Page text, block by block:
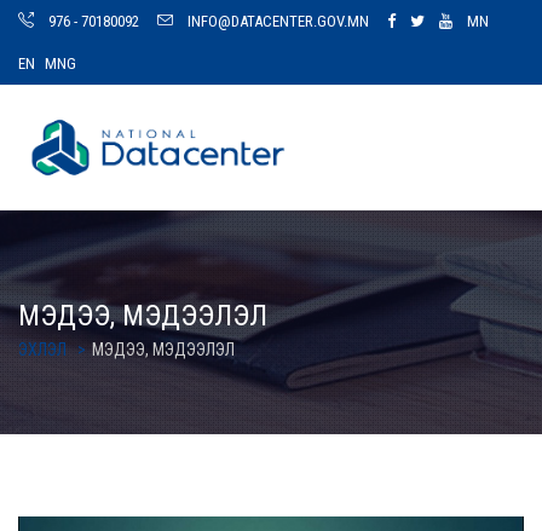
976 - 70180092 INFO@DATACENTER.GOV.MN MN
EN MNG
МЭДЭЭ, МЭДЭЭЛЭЛ
ЭХЛЭЛ МЭДЭЭ, МЭДЭЭЛЭЛ